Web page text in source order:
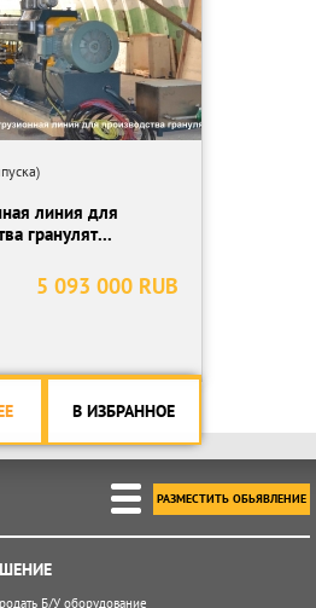
линия для
гранулят...
5 093 000 RUB
В ИЗБРАННОЕ
РАЗМЕСТИТЬ ОБЬЯВЛЕНИЕ
Б/У оборудование